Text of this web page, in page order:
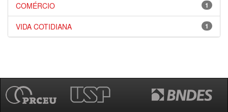
1
COMÉRCIO
1
VIDA COTIDIANA